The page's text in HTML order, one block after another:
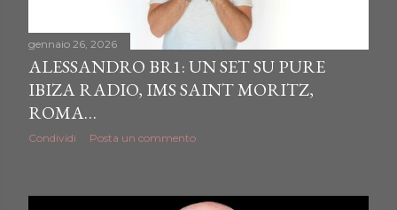
gennaio 26, 2026
ALESSANDRO BR1: UN SET SU PURE
IBIZA RADIO, IMS SAINT MORITZ,
ROMA…
Condividi Posta un commento